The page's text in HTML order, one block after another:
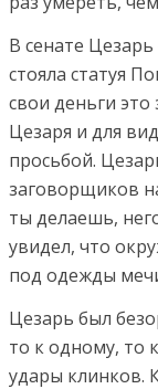
В сенате Цезарь
стояла статуя
свои деньги
Цезаря и для
просьбой.
заговорщиков
ты делаешь,
увидел, что
под одежды
Цезарь был
то к одному, то
удары клинков.